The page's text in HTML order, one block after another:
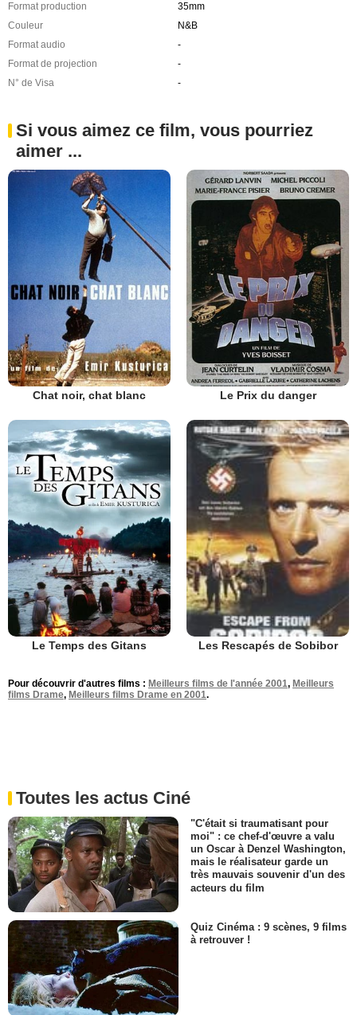
Format production
35mm
Couleur
N&B
Format audio
-
Format de projection
-
N° de Visa
-
Si vous aimez ce film, vous pourriez
aimer ...
Chat noir, chat blanc Le Prix du danger
Le Temps des Gitans Les Rescapés de Sobibor
Pour découvrir d'autres films : Meilleurs films de l'année 2001, Meilleurs
films Drame, Meilleurs films Drame en 2001.
Toutes les actus Ciné
"C'était si traumatisant pour
moi" : ce chef-d'œuvre a valu
un Oscar à Denzel Washington,
mais le réalisateur garde un
très mauvais souvenir d'un des
acteurs du film
Quiz Cinéma : 9 scènes, 9 films
à retrouver !